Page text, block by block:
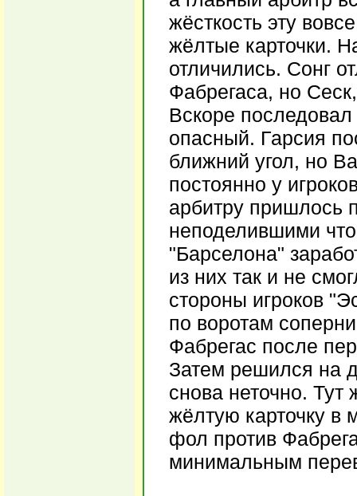
жёсткость эту
жёлтые карточки.
отличились. Сонг
Фабрегаса, но
Вскоре последовал
опасный. Гарсия
ближний угол, но
постоянно у
арбитру пришлось
неподелившими
"Барселона"
из них так и не
стороны игроков
по воротам
Фабрегас после
Затем решился на
снова неточно. Тут
жёлтую карточку в
фол против
минимальным